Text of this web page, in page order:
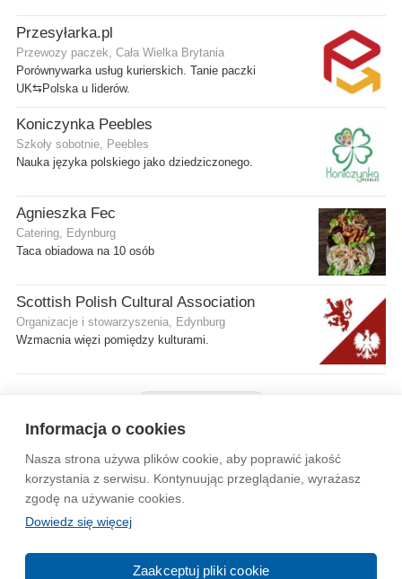
Informacja o cookies
Nasza strona używa plików cookie, aby poprawić jakość
korzystania z serwisu. Kontynuując przeglądanie, wyrażasz
zgodę na używanie cookies.
Dowiedz się więcej
Zaakceptuj pliki cookie
Przesyłarka.pl
Przewozy paczek, Cała Wielka Brytania
Porównywarka usług kurierskich. Tanie paczki
UK⇆Polska u liderów.
Koniczynka Peebles
Szkoły sobotnie, Peebles
Nauka języka polskiego jako dziedziczonego.
Agnieszka Fec
Catering, Edynburg
Taca obiadowa na 10 osób
Scottish Polish Cultural Association
Organizacje i stowarzyszenia, Edynburg
Wzmacnia więzi pomiędzy kulturami.
Wytyczne dla społeczności Regulamin Prywatność
Reklama Kontakt